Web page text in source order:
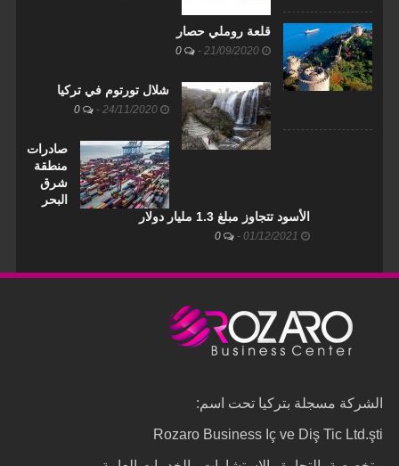
قلعة روملي حصار
-
شلال تورتوم في تركيا
-
صادرات
منطقة
شرق
البحر
الأسود تتجاوز مبلغ 1.3 مليار دولار
-
الشركة مسجلة بتركيا تحت اسم:
Rozaro Business Iç ve Diş Tic Ltd.şti